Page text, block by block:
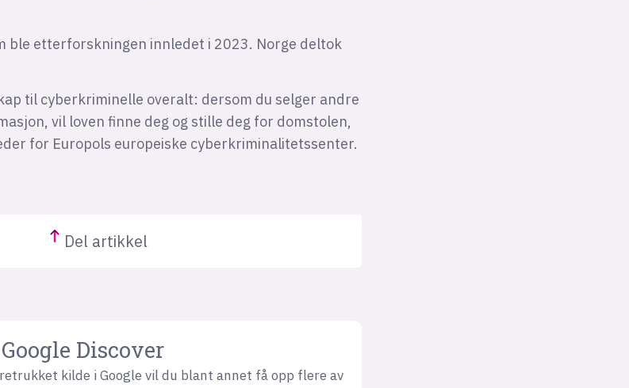
ble etterforskningen innledet i 2023. Norge deltok
til cyberkriminelle overalt: dersom du selger andre
vil loven finne deg og stille deg for domstolen,
for Europols europeiske cyberkriminalitetssenter.
Del artikkel
Discover
kilde i Google vil du blant annet få opp flere av